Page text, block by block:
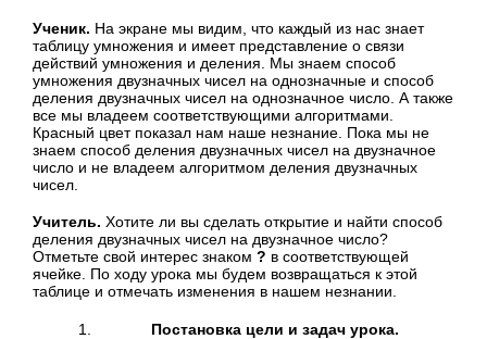
Ученик. На экране мы видим, что каждый из нас знает
таблицу умножения и имеет представление о связи
действий умножения и деления. Мы знаем способ
умножения двузначных чисел на однозначные и способ
деления двузначных чисел на однозначное число. А также
все мы владеем соответствующими алгоритмами.
Красный цвет показал нам наше незнание. Пока мы не
знаем способ деления двузначных чисел на двузначное
число и не владеем алгоритмом деления двузначных
чисел.
Учитель. Хотите ли вы сделать открытие и найти способ
деления двузначных чисел на двузначное число?
Отметьте свой интерес знаком ? в соответствующей
ячейке. По ходу урока мы будем возвращаться к этой
таблице и отмечать изменения в нашем незнании.
Постановка цели и задач урока.